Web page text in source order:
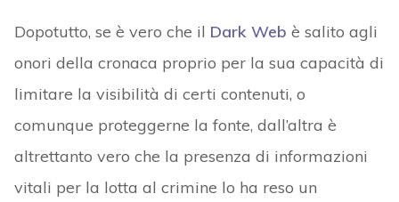
Dopotutto, se è vero che il Dark Web è salito agli
onori della cronaca proprio per la sua capacità di
limitare la visibilità di certi contenuti, o
comunque proteggerne la fonte, dall’altra è
altrettanto vero che la presenza di informazioni
vitali per la lotta al crimine lo ha reso un